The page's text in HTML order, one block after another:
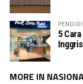
5
MORE IN